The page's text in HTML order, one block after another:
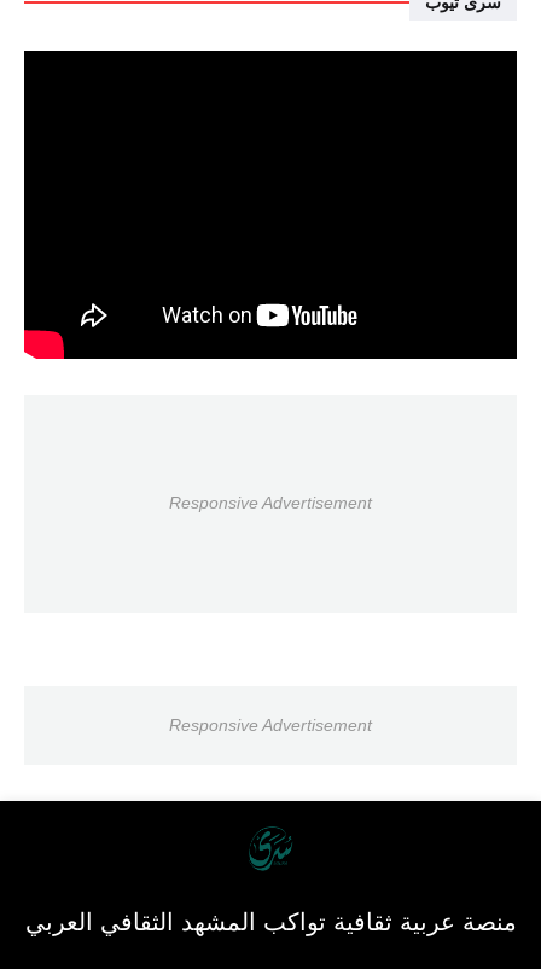
Responsive Advertisement
Responsive Advertisement
منصة عربية ثقافية تواكب المشهد الثقافي العربي